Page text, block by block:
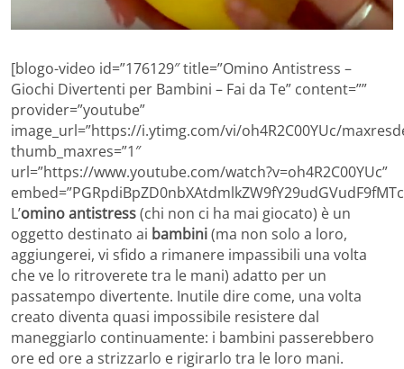
[blogo-video id=”176129″ title=”Omino Antistress –
Giochi Divertenti per Bambini – Fai da Te” content=””
provider=”youtube”
image_url=”https://i.ytimg.com/vi/oh4R2C00YUc/
thumb_maxres=”1″
url=”https://www.youtube.com/watch?v=oh4R2C00YUc”
L’omino antistress(chi non ci ha mai giocato) è un
oggetto destinato ai bambini(ma non solo a loro,
aggiungerei, vi sfido a rimanere impassibili una volta
che ve lo ritroverete tra le mani) adatto per un
passatempo divertente. Inutile dire come, una volta
creato diventa quasi impossibile resistere dal
maneggiarlo continuamente: i bambini passerebbero
ore ed ore a strizzarlo e rigirarlo tra le loro mani.